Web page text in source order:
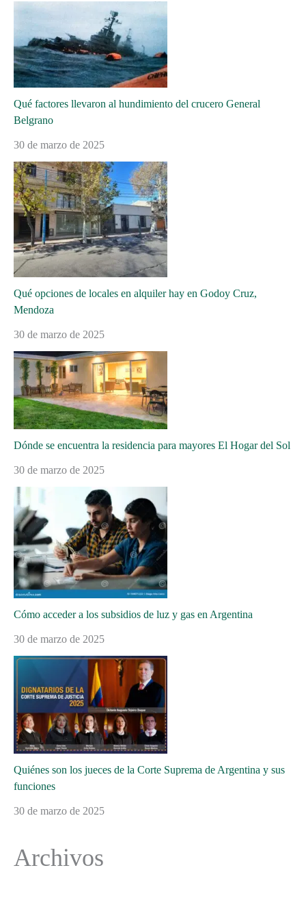
Qué factores llevaron al hundimiento del crucero General
Belgrano
30 de marzo de 2025
Qué opciones de locales en alquiler hay en Godoy Cruz,
Mendoza
30 de marzo de 2025
Dónde se encuentra la residencia para mayores El Hogar del Sol
30 de marzo de 2025
Cómo acceder a los subsidios de luz y gas en Argentina
30 de marzo de 2025
Quiénes son los jueces de la Corte Suprema de Argentina y sus
funciones
30 de marzo de 2025
Archivos